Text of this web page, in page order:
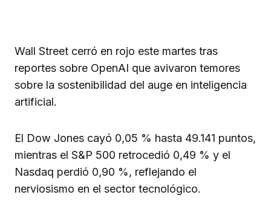
Wall Street cerró en rojo este martes tras
reportes sobre OpenAI que avivaron temores
sobre la sostenibilidad del auge en inteligencia
artificial.
El Dow Jones cayó 0,05 % hasta 49.141 puntos,
mientras el S&P 500 retrocedió 0,49 % y el
Nasdaq perdió 0,90 %, reflejando el
nerviosismo en el sector tecnológico.